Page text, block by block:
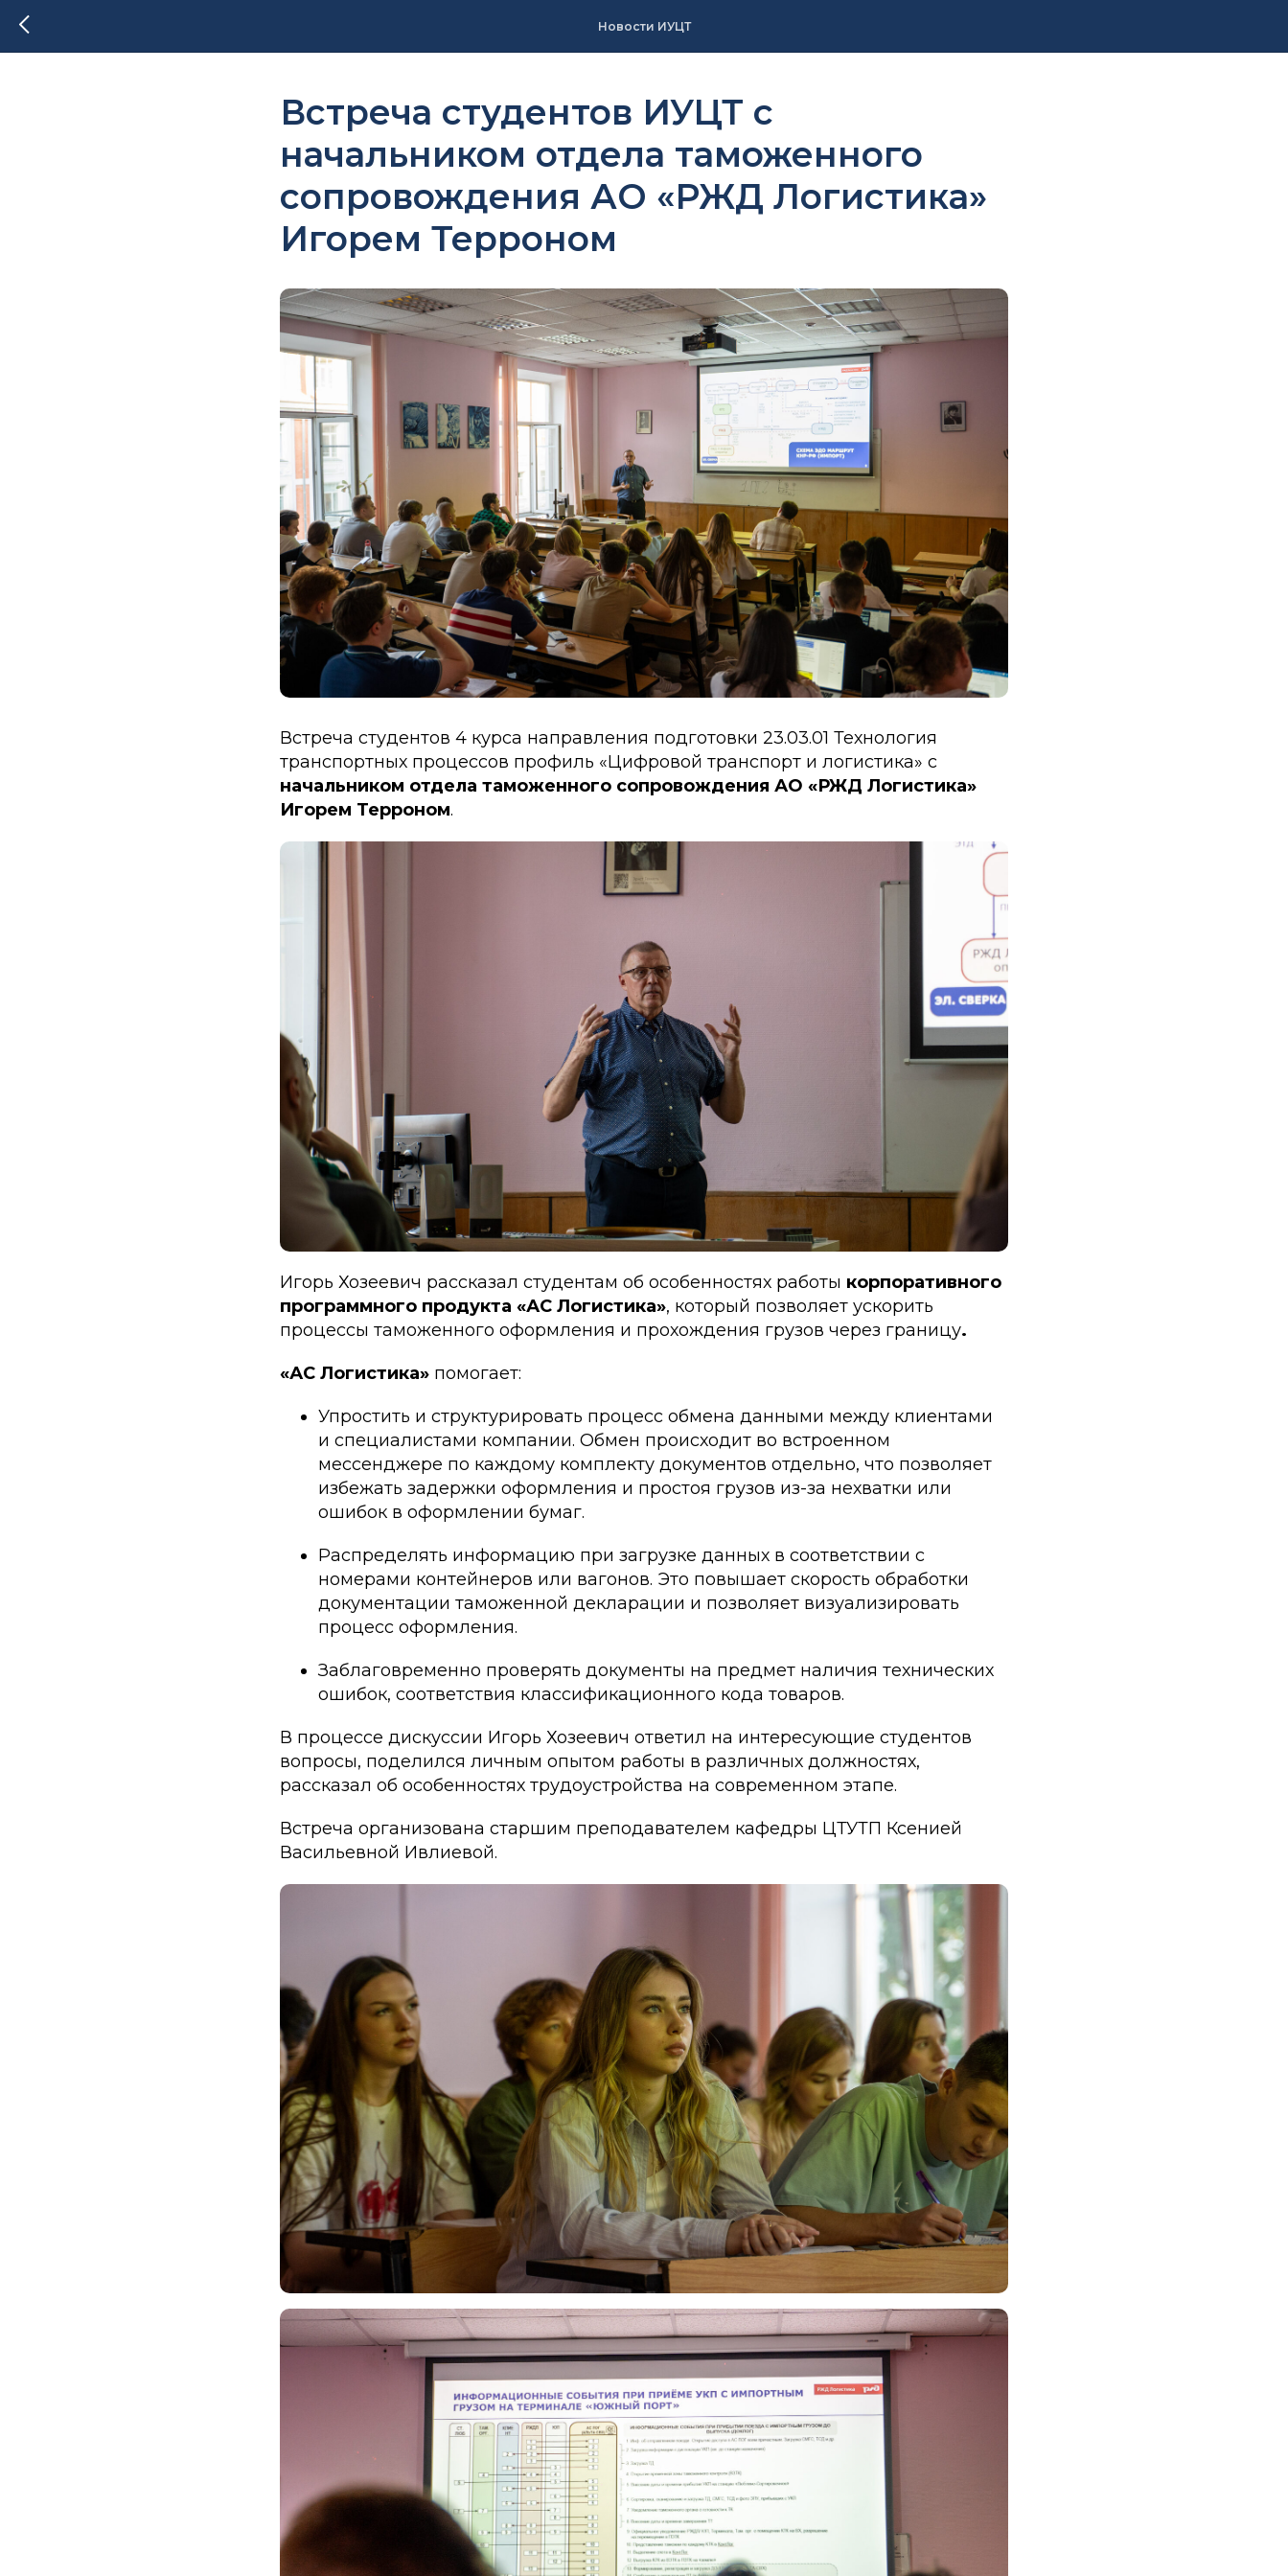
Новости ИУЦТ
Встреча студентов ИУЦТ с
начальником отдела таможенного
сопровождения АО «РЖД Логистика»
Игорем Терроном
Встреча студентов 4 курса направления подготовки 23.03.01 Технология
транспортных процессов профиль «Цифровой транспорт и логистика» с
начальником отдела таможенного сопровождения АО «РЖД Логистика»
Игорем Терроном.
Игорь Хозеевич рассказал студентам об особенностях работы корпоративного
программного продукта «АС Логистика», который позволяет ускорить
процессы таможенного оформления и прохождения грузов через границу.
«АС Логистика» помогает:
Упростить и структурировать процесс обмена данными между клиентами
и специалистами компании. Обмен происходит во встроенном
мессенджере по каждому комплекту документов отдельно, что позволяет
избежать задержки оформления и простоя грузов из-за нехватки или
ошибок в оформлении бумаг.
Распределять информацию при загрузке данных в соответствии с
номерами контейнеров или вагонов. Это повышает скорость обработки
документации таможенной декларации и позволяет визуализировать
процесс оформления.
Заблаговременно проверять документы на предмет наличия технических
ошибок, соответствия классификационного кода товаров.
В процессе дискуссии Игорь Хозеевич ответил на интересующие студентов
вопросы, поделился личным опытом работы в различных должностях,
рассказал об особенностях трудоустройства на современном этапе.
Встреча организована старшим преподавателем кафедры ЦТУТП Ксенией
Васильевной Ивлиевой.